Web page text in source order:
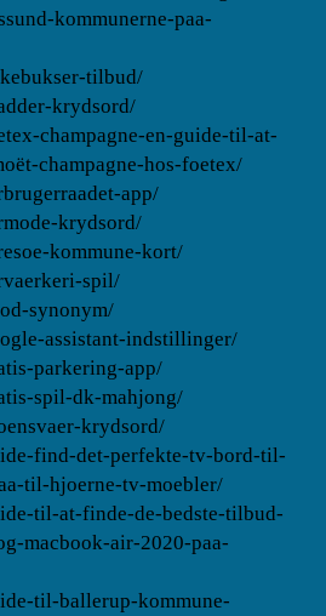
kommunerne-paa-
tilbud/
krydsord/
champagne-en-guide-til-at-
champagne-hos-foetex/
app/
krydsord/
kommune-kort/
spil/
synonym/
assistant-indstillinger/
parkering-app/
spil-dk-mahjong/
krydsord/
find-det-perfekte-tv-bord-til-
til-hjoerne-tv-moebler/
til-at-finde-de-bedste-tilbud-
macbook-air-2020-paa-
til-ballerup-kommune-